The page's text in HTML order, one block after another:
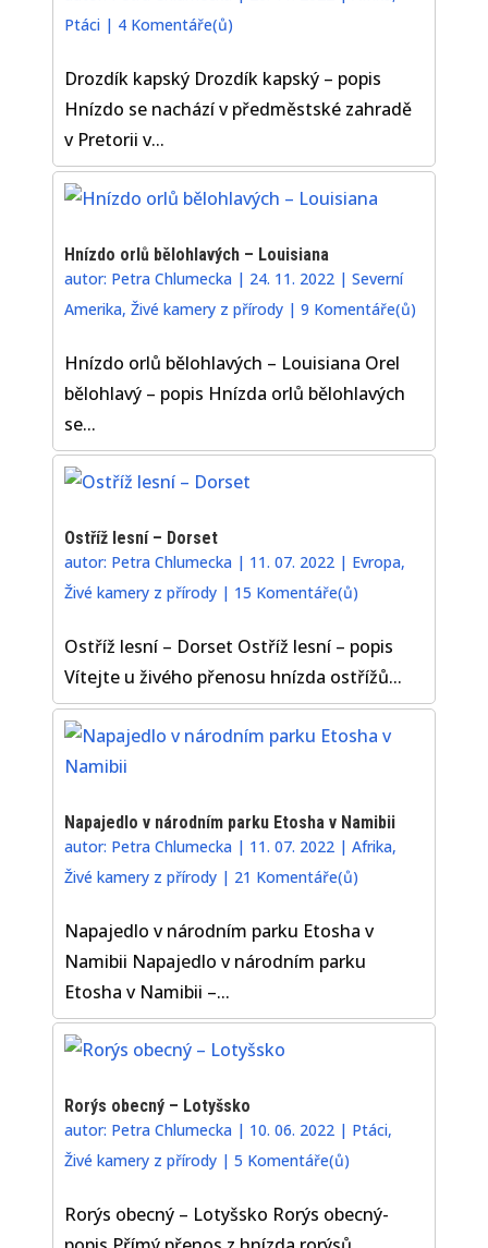
Ptáci | 4 Komentáře(ů)
Drozdík kapský Drozdík kapský – popis
Hnízdo se nachází v předměstské zahradě
v Pretorii v...
Hnízdo orlů bělohlavých – Louisiana
autor: Petra Chlumecka | 24. 11. 2022 |Severní
Amerika,Živé kamery z přírody |9 Komentáře(ů)
Hnízdo orlů bělohlavých – Louisiana Orel
bělohlavý – popis Hnízda orlů bělohlavých
se...
Ostříž lesní – Dorset
autor: Petra Chlumecka | 11. 07. 2022 | Evropa,
Živé kamery z přírody | 15 Komentáře(ů)
Ostříž lesní – Dorset Ostříž lesní – popis
Vítejte u živého přenosu hnízda ostřížů...
Napajedlo v národním parku Etosha v Namibii
autor: Petra Chlumecka | 11. 07. 2022 |Afrika,
Živé kamery z přírody | 21 Komentáře(ů)
Napajedlo v národním parku Etosha v
Namibii Napajedlo v národním parku
Etosha v Namibii –...
Rorýs obecný – Lotyšsko
autor: Petra Chlumecka | 10. 06. 2022 | Ptáci,
Živé kamery z přírody |5 Komentáře(ů)
Rorýs obecný – Lotyšsko Rorýs obecný-